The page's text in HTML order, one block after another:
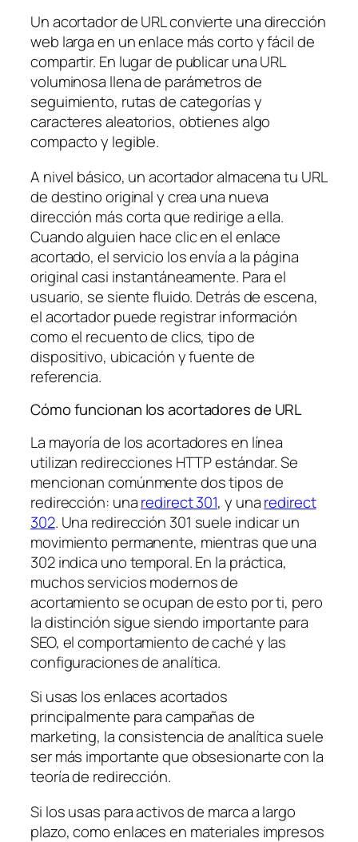
Un acortador de URL convierte una dirección
web larga en un enlace más corto y fácil de
compartir. En lugar de publicar una URL
voluminosa llena de parámetros de
seguimiento, rutas de categorías y
caracteres aleatorios, obtienes algo
compacto y legible.
A nivel básico, un acortador almacena tu URL
de destino original y crea una nueva
dirección más corta que redirige a ella.
Cuando alguien hace clic en el enlace
acortado, el servicio los envía a la página
original casi instantáneamente. Para el
usuario, se siente fluido. Detrás de escena,
el acortador puede registrar información
como el recuento de clics, tipo de
dispositivo, ubicación y fuente de
referencia.
Cómo funcionan los acortadores de URL
La mayoría de los acortadores en línea
utilizan redirecciones HTTP estándar. Se
mencionan comúnmente dos tipos de
redirección: unaredirect 301, y unaredirect
302. Una redirección 301 suele indicar un
movimiento permanente, mientras que una
302 indica uno temporal. En la práctica,
muchos servicios modernos de
acortamiento se ocupan de esto por ti, pero
la distinción sigue siendo importante para
SEO, el comportamiento de caché y las
configuraciones de analítica.
Si usas los enlaces acortados
principalmente para campañas de
marketing, la consistencia de analítica suele
ser más importante que obsesionarte con la
teoría de redirección.
Si los usas para activos de marca a largo
plazo, como enlaces en materiales impresos